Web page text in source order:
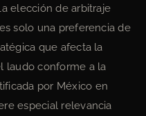
elección de arbitraje
solo una preferencia de
que afecta la
laudo conforme a la
por México en
especial relevancia